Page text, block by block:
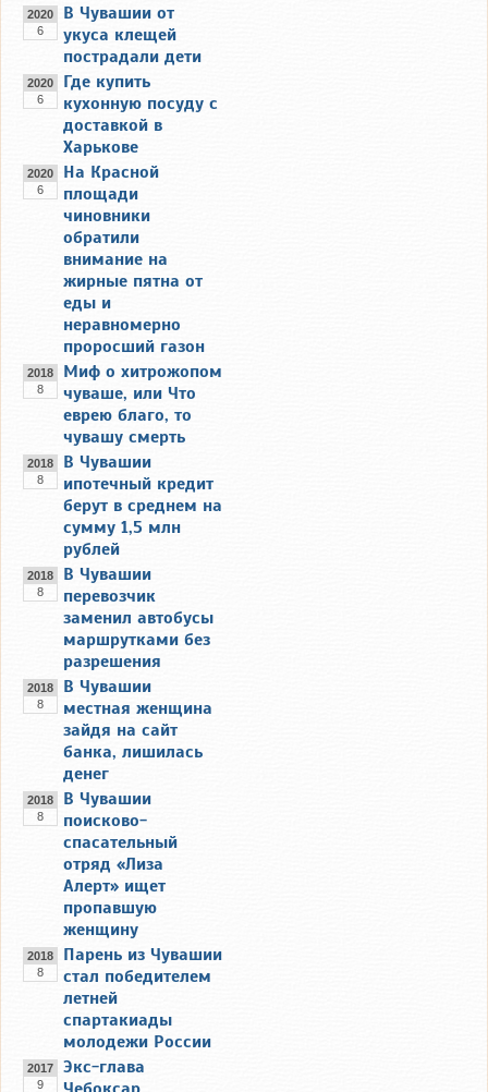
2020
6
В Чувашии от
укуса клещей
пострадали дети
2020
6
Где купить
кухонную посуду с
доставкой в
Харькове
2020
6
На Красной
площади
чиновники
обратили
внимание на
жирные пятна от
еды и
неравномерно
проросший газон
2018
8
Миф о хитрожопом
чуваше, или Что
еврею благо, то
чувашу смерть
2018
8
В Чувашии
ипотечный кредит
берут в среднем на
сумму 1,5 млн
рублей
2018
8
В Чувашии
перевозчик
заменил автобусы
маршрутками без
разрешения
2018
8
В Чувашии
местная женщина
зайдя на сайт
банка, лишилась
денег
2018
8
В Чувашии
поисково-
спасательный
отряд «Лиза
Алерт» ищет
пропавшую
женщину
2018
8
Парень из Чувашии
стал победителем
летней
спартакиады
молодежи России
2017
9
Экс-глава